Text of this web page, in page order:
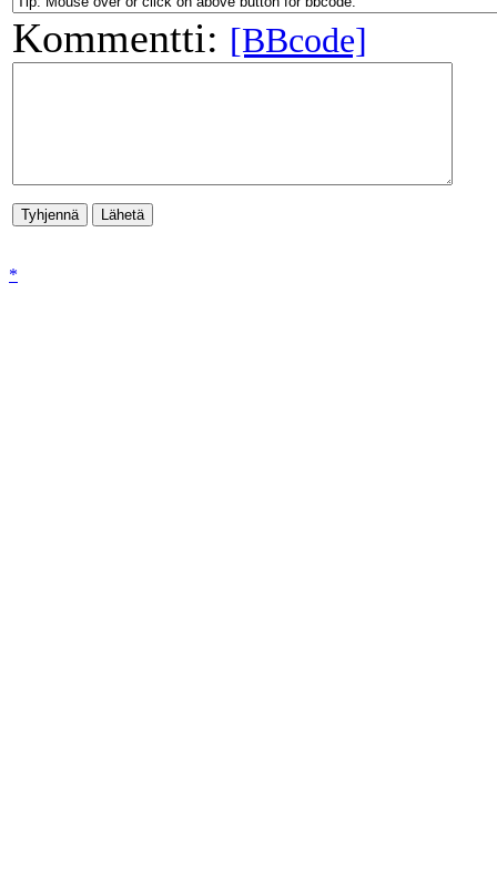
Kommentti: [BBcode]
*